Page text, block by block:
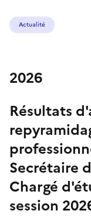
Actualité
2026
Résultats
Secrétaire
Chargé
session